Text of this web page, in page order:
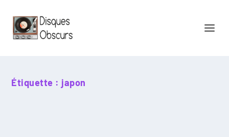
Étiquette : japon